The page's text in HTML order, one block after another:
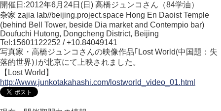
開催日:2012年6月24日(日) 高橋ジュンコさん（84学油）
杂家 zajia lab//beijing.project.space Hong En Daoist Temple
(behind Bell Tower, beside Dia market and Contempio bar)
Doufuchi Hutong, Dongcheng District, Beijing
Tel:15601122252 / +10.84049141
写真家・高橋ジュンコさんの映像作品｢Lost World(中国題：失
落的世界)｣が北京にて上映されました。
【Lost World】
http://www.junkotakahashi.com/lostworld_video_01.html